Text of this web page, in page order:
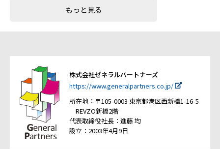
もっと見る
株式会社ゼネラルパートナーズ
https://www.generalpartners.co.jp/
所在地：〒105-0003 東京都港区西新橋1-16-5
REVZO新橋2階
代表取締役社長：進藤 均
設立：2003年4月9日